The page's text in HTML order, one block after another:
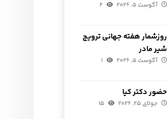
آگوست ۵, ۲۰۲۶ ۲
روزشمار هفته جهانی ترویج
شیر مادر
آگوست ۵, ۲۰۲۶ ۱
حضور دکتر کیا
جولای ۲۵, ۲۰۲۶ ۱۵